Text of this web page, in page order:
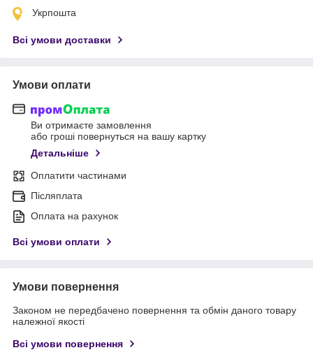
Укрпошта
Всі умови доставки
Умови оплати
Ви отримаєте замовлення
або гроші повернуться на вашу картку
Детальніше
Оплатити частинами
Післяплата
Оплата на рахунок
Всі умови оплати
Умови повернення
Законом не передбачено повернення та обмін даного товару
належної якості
Всі умови повернення